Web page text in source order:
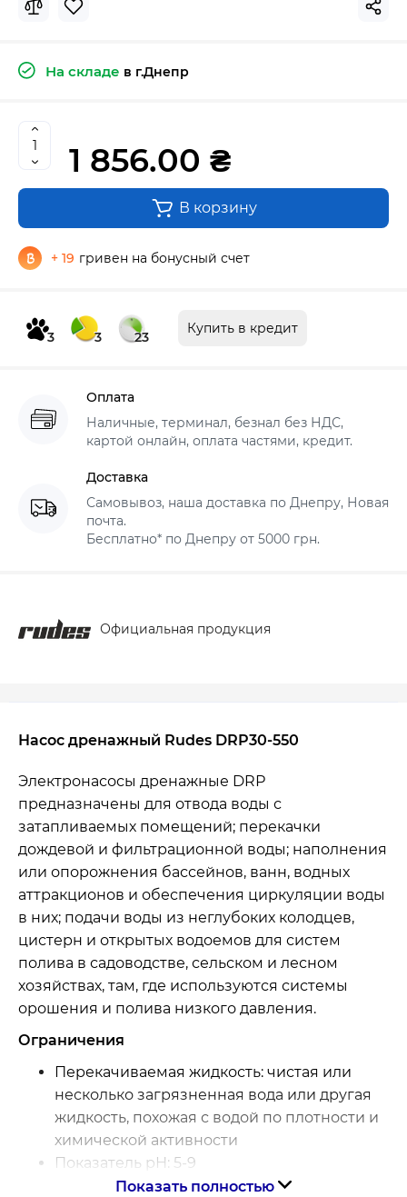
На складе в г.Днепр
1 856.00 ₴
В корзину
+ 19 гривен на бонусный счет
3 3 23
Купить в кредит
Оплата
Наличные, терминал, безнал без НДС,
картой онлайн, оплата частями, кредит.
Доставка
Самовывоз, наша доставка по Днепру, Новая
почта.
Бесплатно* по Днепру от 5000 грн.
Официальная продукция
Насос дренажный Rudes DRP30-550
Электронасосы дренажные DRР
предназначены для отвода воды с
затапливаемых помещений; перекачки
дождевой и фильтрационной воды; наполнения
или опорожнения бассейнов, ванн, водных
аттракционов и обеспечения циркуляции воды
в них; подачи воды из неглубоких колодцев,
цистерн и открытых водоемов для систем
полива в садоводстве, сельском и лесном
хозяйствах, там, где используются системы
орошения и полива низкого давления.
Ограничения
Перекачиваемая жидкость: чистая или
несколько загрязненная вода или другая
жидкость, похожая с водой по плотности и
химической активности
Показатель рН: 5-9
Максимальный размер частиц, не более,
Показать полностью